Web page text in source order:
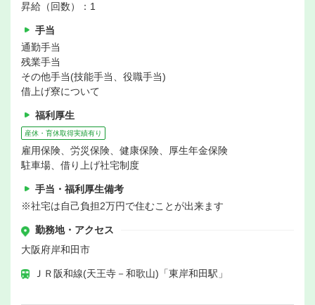
昇給（回数）：1
手当
通勤手当
残業手当
その他手当(技能手当、役職手当)
借上げ寮について
福利厚生
産休・育休取得実績有り
雇用保険、労災保険、健康保険、厚生年金保険
駐車場、借り上げ社宅制度
手当・福利厚生備考
※社宅は自己負担2万円で住むことが出来ます
勤務地・アクセス
大阪府岸和田市
ＪＲ阪和線(天王寺－和歌山)「東岸和田駅」